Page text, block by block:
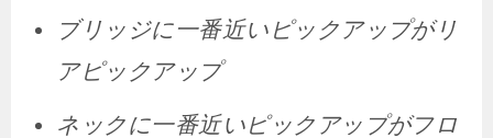
ブリッジに一番近いピックアップがリ
アピックアップ
ネックに一番近いピックアップがフロ